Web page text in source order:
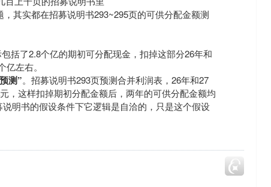
其实都在招募说明书293~295页的可供分配金额测
括了2.8个亿的期初可分配现金，扣掉这部分26年和
左右。
测”。招募说明书293页预测合并利润表，26年和27
，这样扣掉期初分配金额后，两年的可供分配金额均
明书的假设条件下它逻辑是自洽的，只是这个假设